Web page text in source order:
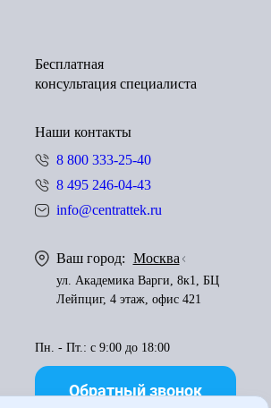
Бесплатная
консультация специалиста
Наши контакты
8 800 333-25-40
8 495 246-04-43
info@centrattek.ru
Ваш город: Москва
ул. Академика Варги, 8к1, БЦ
Лейпциг, 4 этаж, офис 421
Пн. - Пт.: с 9:00 до 18:00
Обратный звонок